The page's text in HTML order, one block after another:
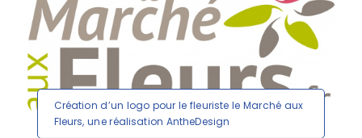
Création d’un logo pour le fleuriste le Marché aux
Fleurs, une réalisation AntheDesign